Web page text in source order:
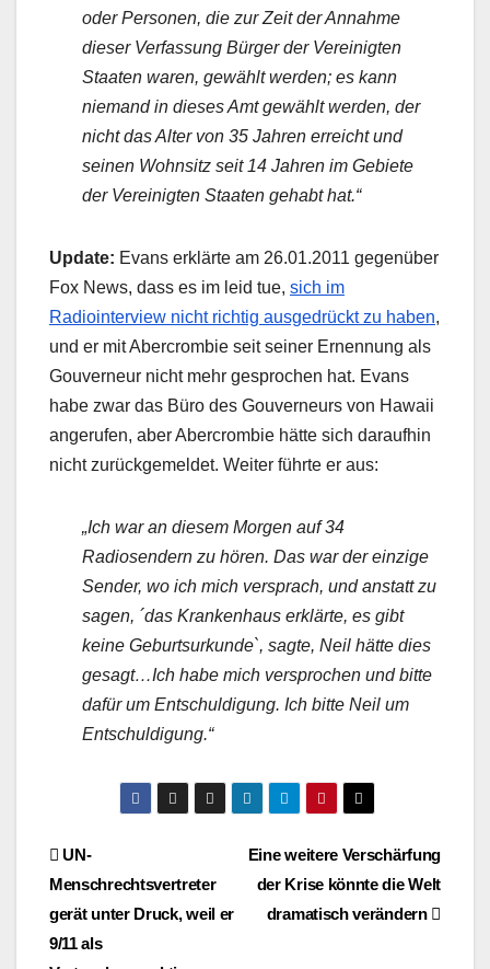
oder Personen, die zur Zeit der Annahme
dieser Verfassung Bürger der Vereinigten
Staaten waren, gewählt werden; es kann
niemand in dieses Amt gewählt werden, der
nicht das Alter von 35 Jahren erreicht und
seinen Wohnsitz seit 14 Jahren im Gebiete
der Vereinigten Staaten gehabt hat.“
Update: Evans erklärte am 26.01.2011 gegenüber
Fox News, dass es im leid tue, sich im
Radiointerview nicht richtig ausgedrückt zu haben,
und er mit Abercrombie seit seiner Ernennung als
Gouverneur nicht mehr gesprochen hat. Evans
habe zwar das Büro des Gouverneurs von Hawaii
angerufen, aber Abercrombie hätte sich daraufhin
nicht zurückgemeldet. Weiter führte er aus:
„Ich war an diesem Morgen auf 34
Radiosendern zu hören. Das war der einzige
Sender, wo ich mich versprach, und anstatt zu
sagen, ´das Krankenhaus erklärte, es gibt
keine Geburtsurkunde`, sagte, Neil hätte dies
gesagt…Ich habe mich versprochen und bitte
dafür um Entschuldigung. Ich bitte Neil um
Entschuldigung.“
BeitragsnavigationEine weitere Verschärfung
der Krise könnte die Welt
dramatisch verändern
UN-
Menschrechtsvertreter
gerät unter Druck, weil er
9/11 als